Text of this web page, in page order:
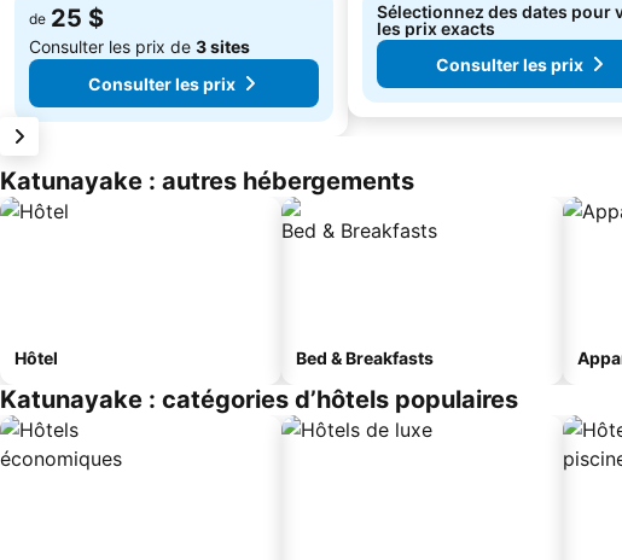
de 25 $
Consulter les prix de 3 sites
Consulter les prix
Sélectionnez des dates pour
les prix exacts
Consulter les prix
Katunayake : autres hébergements
Hôtel Bed & Breakfasts
Katunayake : catégories d’hôtels populaires